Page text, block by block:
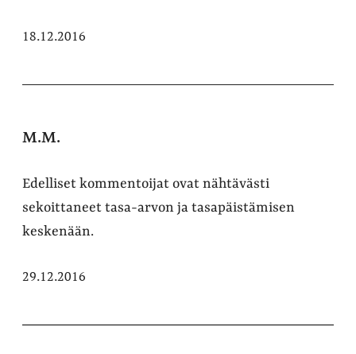
18.12.2016
M.M.
Edelliset kommentoijat ovat nähtävästi
sekoittaneet tasa-arvon ja tasapäistämisen
keskenään.
29.12.2016